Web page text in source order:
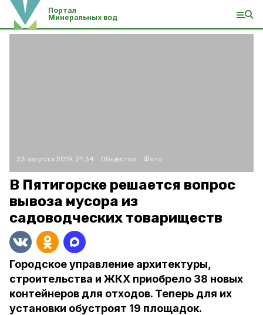
Портал
Минеральных вод
23 августа 2019, 21:34 Общество Фото:
В Пятигорске решается вопрос
вывоза мусора из
садоводческих товариществ
Городское управление архитектуры,
строительства и ЖКХ приобрело 38 новых
контейнеров для отходов. Теперь для их
установки обустроят 19 площадок.